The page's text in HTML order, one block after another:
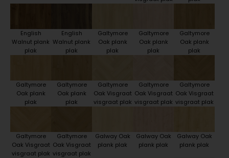
English
Walnut plank
plak
English
Walnut plank
plak
Galtymore
Oak plank
plak
Galtymore
Oak plank
plak
Galtymore
Oak plank
plak
Galtymore
Oak plank
plak
Galtymore
Oak plank
plak
Galtymore
Oak Visgraat
visgraat plak
Galtymore
Oak Visgraat
visgraat plak
Galtymore
Oak Visgraat
visgraat plak
Galtymore
Oak Visgraat
visgraat plak
Galtymore
Oak Visgraat
visgraat plak
Galway Oak
plank plak
Galway Oak
plank plak
Galway Oak
plank plak